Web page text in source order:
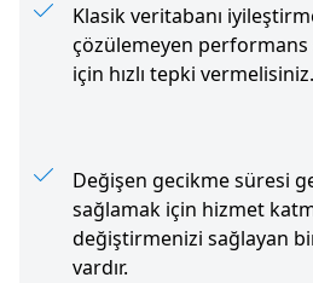
Klasik veritabanı
çözülemeyen performans
için hızlı tepki vermelisiniz.
Değişen gecikme süresi
sağlamak için hizmet
değiştirmenizi sağlayan
vardır.